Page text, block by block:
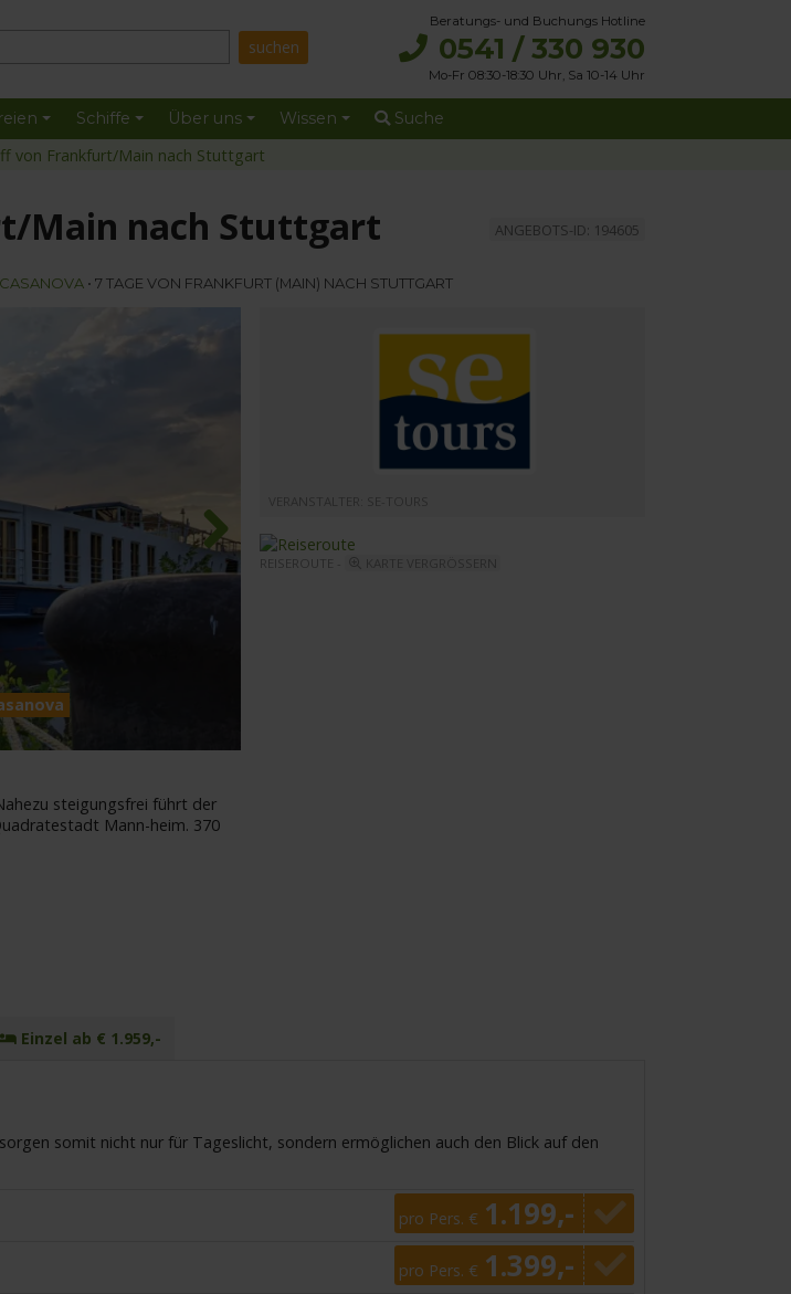
Beratungs- und Buchungs Hotline
0541 / 330 930
Mo-Fr 08:30-18:30 Uhr, Sa 10-14 Uhr
Schiffe Über uns Wissen Suche
von Frankfurt/Main nach Stuttgart
Main nach Stuttgart ANGEBOTS-ID: 194605
• 7 TAGE VON FRANKFURT (MAIN) NACH STUTTGART
Next
steigungsfrei führt der
Mann-heim. 370
REISEROUTE -
Einzel ab € 1.959,-
somit nicht nur für Tageslicht, sondern ermöglichen auch den Blick auf den
pro Pers. € 1.199,-
pro Pers. € 1.399,-